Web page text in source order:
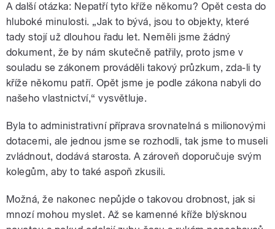
A další otázka: Nepatří tyto kříže někomu? Opět cesta do
hluboké minulosti. „Jak to bývá, jsou to objekty, které
tady stojí už dlouhou řadu let. Neměli jsme žádný
dokument, že by nám skutečně patřily, proto jsme v
souladu se zákonem prováděli takový průzkum, zda-li ty
kříže někomu patří. Opět jsme je podle zákona nabyli do
našeho vlastnictví,“ vysvětluje.
Byla to administrativní příprava srovnatelná s milionovými
dotacemi, ale jednou jsme se rozhodli, tak jsme to museli
zvládnout, dodává starosta. A zároveň doporučuje svým
kolegům, aby to také aspoň zkusili.
Možná, že nakonec nepůjde o takovou drobnost, jak si
mnozí mohou myslet. Až se kamenné kříže blýsknou